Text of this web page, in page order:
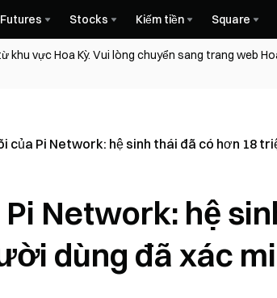
Futures Stocks Kiếm tiền Square
vực Hoa Kỳ. Vui lòng chuyển sang trang web
của Pi Network: hệ sinh thái đã có hơn 18
Network: hệ
dùng đã xác